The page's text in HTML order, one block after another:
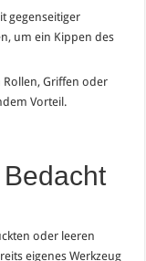
gegenseitiger
um ein Kippen des
Rollen, Griffen oder
Vorteil.
oder leeren
eigenes Werkzeug